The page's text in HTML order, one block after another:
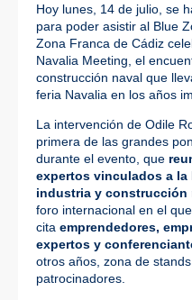
Hoy lunes, 14 de julio, se
para poder asistir al Blue
Zona Franca de Cádiz
Navalia Meeting, el
construcción naval que
feria Navalia en los años
La intervención de Odile
primera de las grandes
durante el evento, que
expertos vinculados a la
industria y construcción
foro internacional en el
cita emprendedores,
expertos y
otros años, zona de
patrocinadores.